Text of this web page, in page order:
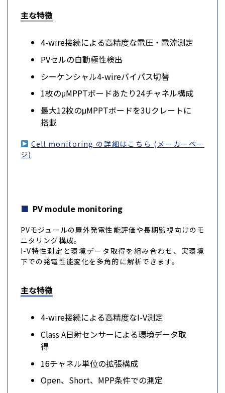
主な特徴
4-wire接続による高精度な電圧・電流測定
PVセルの自動極性検出
シーケンシャル4-wireバイパス切替
1枚のμMPPTボードあたり24チャネル構成
最大12枚のμMPPTボードを3Uクレートに
搭載
Cell monitoring の詳細はこちら (メーカーペー
ジ)
PV module monitoring
PVモジュールの屋外発電性能評価や長期監視向けのモ
ニタリング構成。
I-V特性測定と環境データ取得を組み合わせ、実環境
下での発電性能変化を多角的に解析できます。
主な特徴
4-wire接続による高精度なI-V測定
Class A日射センサーによる環境データ取
得
16チャネル単位の拡張構成
Open、Short、MPP条件での測定